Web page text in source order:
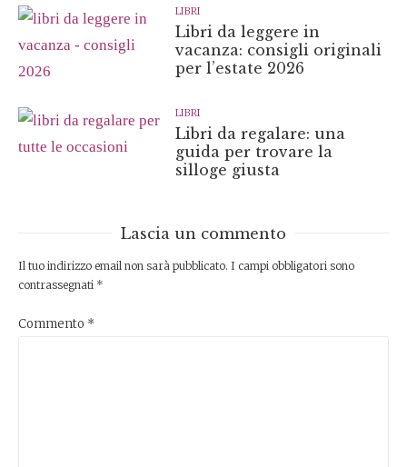
LIBRI
Libri da leggere in
vacanza: consigli originali
per l’estate 2026
LIBRI
Libri da regalare: una
guida per trovare la
silloge giusta
Lascia un commento
Il tuo indirizzo email non sarà pubblicato. I campi obbligatori sono
contrassegnati *
Commento *